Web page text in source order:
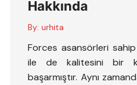
Hakkında
By: urhita
Forces asansörleri
ile de kalitesini bir
başarmıştır. Aynı